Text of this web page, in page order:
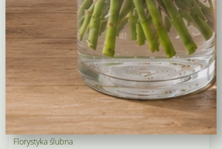
Wianki na wieczory panieńskie i nie tylko…
Wielkanoc
Wieńce i wiązanki pogrzebowe
Dekoracje na groby
Torty kwiatowe
Ogródek i balkon
Narodziny dziecka
Rośliny doniczkowe
Boże Narodzenie
Kwiaty na Walentynki
Florystyka ślubna